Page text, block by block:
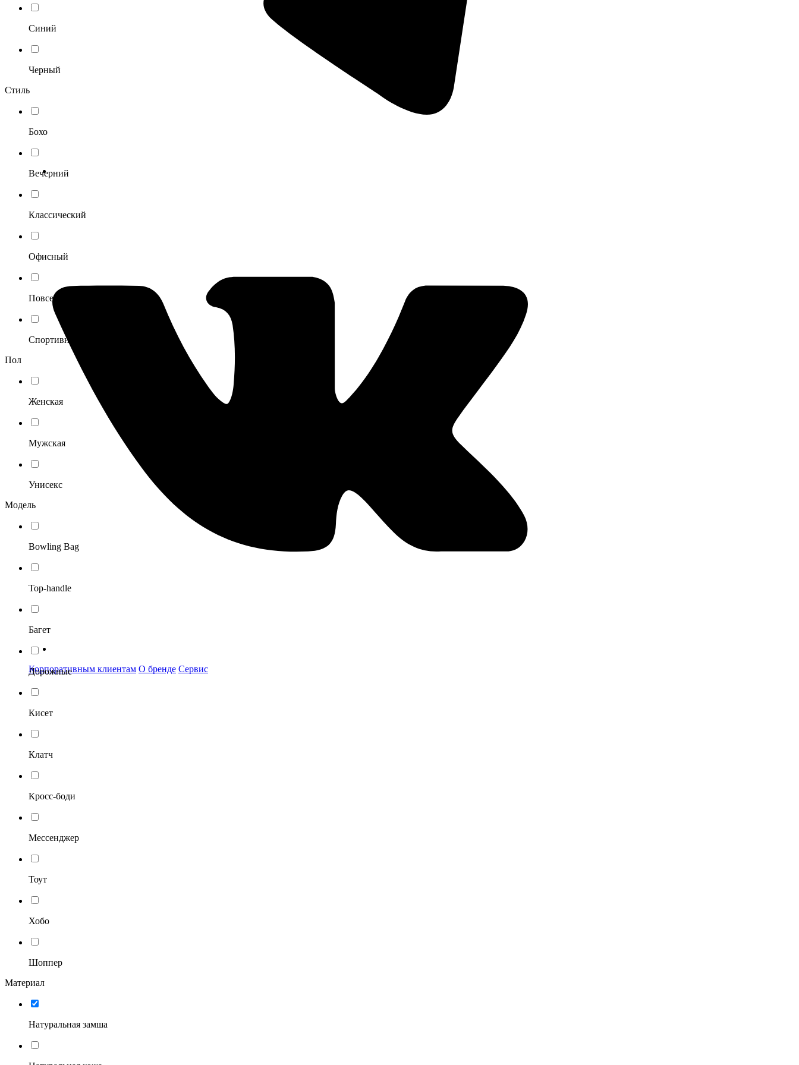
Корпоративным клиентам О бренде Сервис
Синий
Черный
Стиль
Бохо
Вечерний
Классический
Офисный
Повседневный
Спортивный
Пол
Женская
Мужская
Унисекс
Модель
Bowling Bag
Top-handle
Багет
Дорожные
Кисет
Клатч
Кросс-боди
Мессенджер
Тоут
Хобо
Шоппер
Материал
Натуральная замша